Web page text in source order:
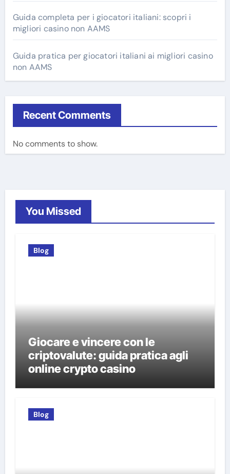
Guida completa per i giocatori italiani: scopri i
migliori casino non AAMS
Guida pratica per giocatori italiani ai migliori casino
non AAMS
Recent Comments
No comments to show.
You Missed
Blog
Giocare e vincere con le
criptovalute: guida pratica agli
online crypto casino
Blog